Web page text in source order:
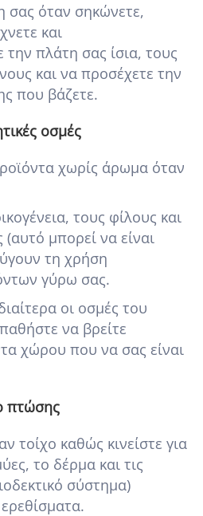
σας όταν σηκώνετε,
και
πλάτη σας ίσια, τους
και να προσέχετε την
που βάζετε.
οσμές
χωρίς άρωμα όταν
τους φίλους και
μπορεί να είναι
τη χρήση
γύρω σας.
οι οσμές του
να βρείτε
χώρου που να σας είναι
πτώσης
τοίχο καθώς κινείστε για
το δέρμα και τις
σύστημα)